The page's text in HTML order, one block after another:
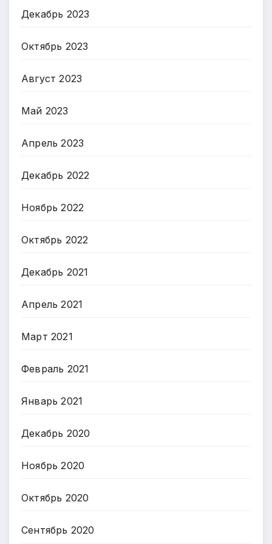
Декабрь 2023
Октябрь 2023
Август 2023
Май 2023
Апрель 2023
Декабрь 2022
Ноябрь 2022
Октябрь 2022
Декабрь 2021
Апрель 2021
Март 2021
Февраль 2021
Январь 2021
Декабрь 2020
Ноябрь 2020
Октябрь 2020
Сентябрь 2020